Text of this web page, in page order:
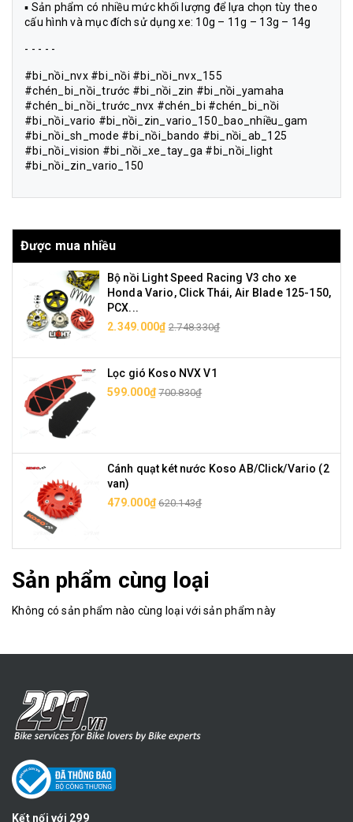
▪ Sản phẩm có nhiều mức khối lượng để lựa chọn tùy theo
cấu hình và mục đích sử dụng xe: 10g – 11g – 13g – 14g
- - - - -
#bi_nồi_nvx #bi_nồi #bi_nồi_nvx_155
#chén_bi_nồi_trước #bi_nồi_zin #bi_nồi_yamaha
#chén_bi_nồi_trước_nvx #chén_bi #chén_bi_nồi
#bi_nồi_vario #bi_nồi_zin_vario_150_bao_nhiều_gam
#bi_nồi_sh_mode #bi_nồi_bando #bi_nồi_ab_125
#bi_nồi_vision #bi_nồi_xe_tay_ga #bi_nồi_light
#bi_nồi_zin_vario_150
Được mua nhiều
Bộ nồi Light Speed Racing V3 cho xe
Honda Vario, Click Thái, Air Blade 125-150,
PCX...
2.349.000₫ 2.748.330₫
Lọc gió Koso NVX V1
599.000₫ 700.830₫
Cánh quạt két nước Koso AB/Click/Vario (2
van)
479.000₫ 620.143₫
Sản phẩm cùng loại
Không có sản phẩm nào cùng loại với sản phẩm này
Kết nối với 299